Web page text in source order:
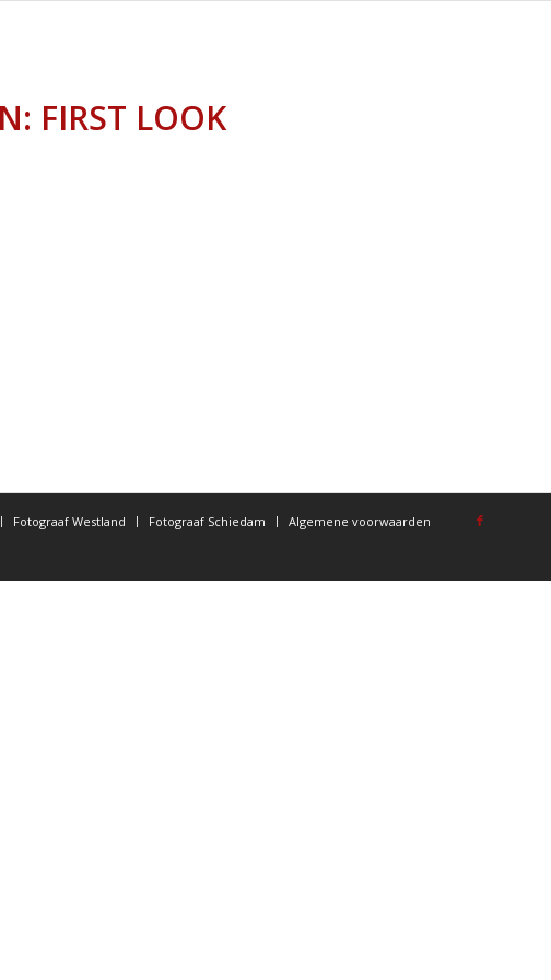
FIRST LOOK
Fotograaf Westland Fotograaf Schiedam Algemene voorwaarden